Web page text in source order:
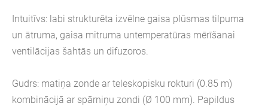
Intuitīvs: labi strukturēta izvēlne gaisa plūsmas tilpuma
un ātruma, gaisa mitruma untemperatūras mērīšanai
ventilācijas šahtās un difuzoros.
Gudrs: matiņa zonde ar teleskopisku rokturi (0.85 m)
kombinācijā ar spārniņu zondi (Ø 100 mm). Papildus